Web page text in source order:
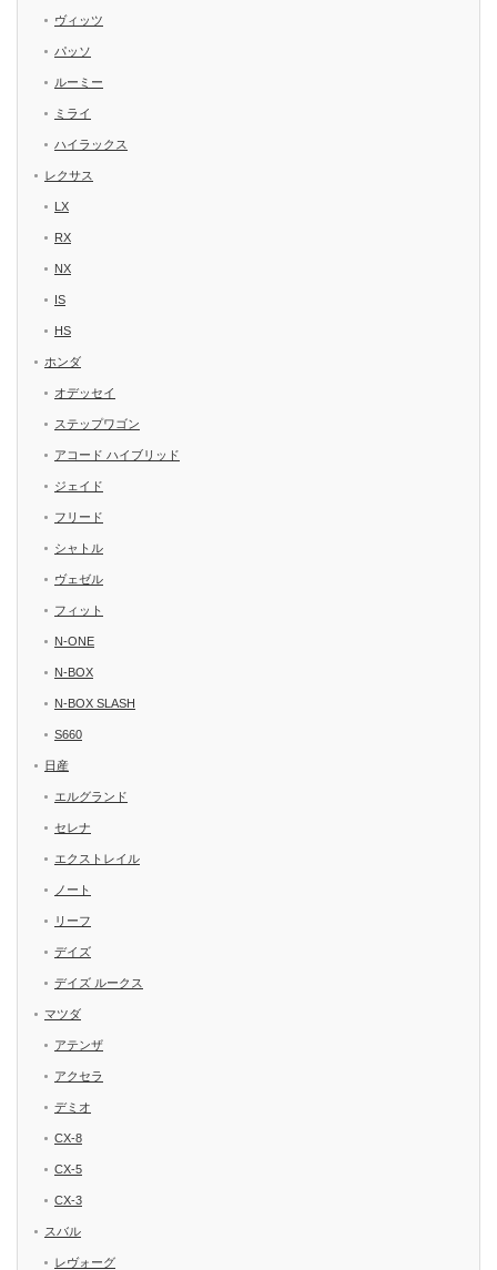
ヴィッツ
パッソ
ルーミー
ミライ
ハイラックス
レクサス
LX
RX
NX
IS
HS
ホンダ
オデッセイ
ステップワゴン
アコード ハイブリッド
ジェイド
フリード
シャトル
ヴェゼル
フィット
N-ONE
N-BOX
N-BOX SLASH
S660
日産
エルグランド
セレナ
エクストレイル
ノート
リーフ
デイズ
デイズ ルークス
マツダ
アテンザ
アクセラ
デミオ
CX-8
CX-5
CX-3
スバル
レヴォーグ